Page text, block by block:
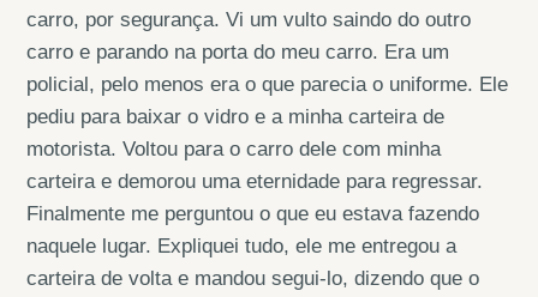
carro, por segurança. Vi um vulto saindo do outro
carro e parando na porta do meu carro. Era um
policial, pelo menos era o que parecia o uniforme. Ele
pediu para baixar o vidro e a minha carteira de
motorista. Voltou para o carro dele com minha
carteira e demorou uma eternidade para regressar.
Finalmente me perguntou o que eu estava fazendo
naquele lugar. Expliquei tudo, ele me entregou a
carteira de volta e mandou segui-lo, dizendo que o